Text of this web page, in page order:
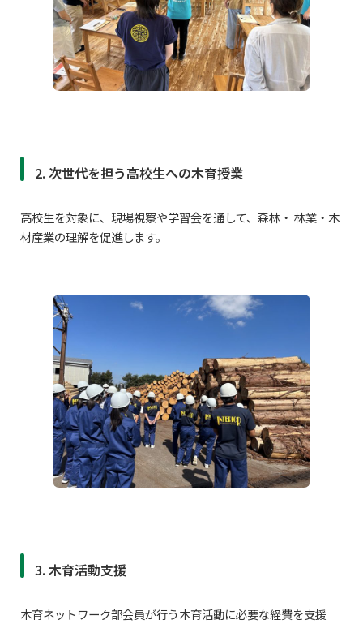
2. 次世代を担う高校生への木育授業
高校生を対象に、現場視察や学習会を通して、森林・ 林業・木
材産業の理解を促進します。
3. 木育活動支援
木育ネットワーク部会員が行う木育活動に必要な経費を支援